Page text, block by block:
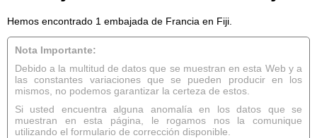
Hemos encontrado 1 embajada de Francia en Fiji.
Nota Importante:
Debido a la multitud de datos que se muestran en esta Web y a
las constantes variaciones que se pueden producir en los
mismos, no podemos garantizar la certeza de estos.
Si usted encuentra alguna anomalía en los datos que se
muestran en esta página, le rogamos nos la comunique
utilizando el formulario de corrección disponible.